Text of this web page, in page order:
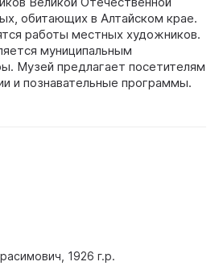
обитающих в Алтайском крае.
работы местных художников.
муниципальным
Музей предлагает посетителям
и познавательные программы.
1926 г.р.